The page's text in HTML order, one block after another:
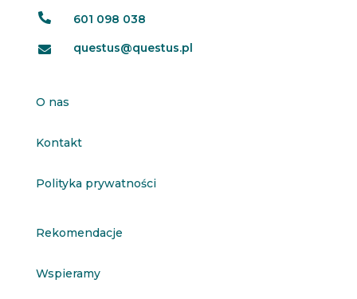
 601 098 038
 questus@questus.pl
O nas
Kontakt
Polityka prywatności
Rekomendacje
Wspieramy